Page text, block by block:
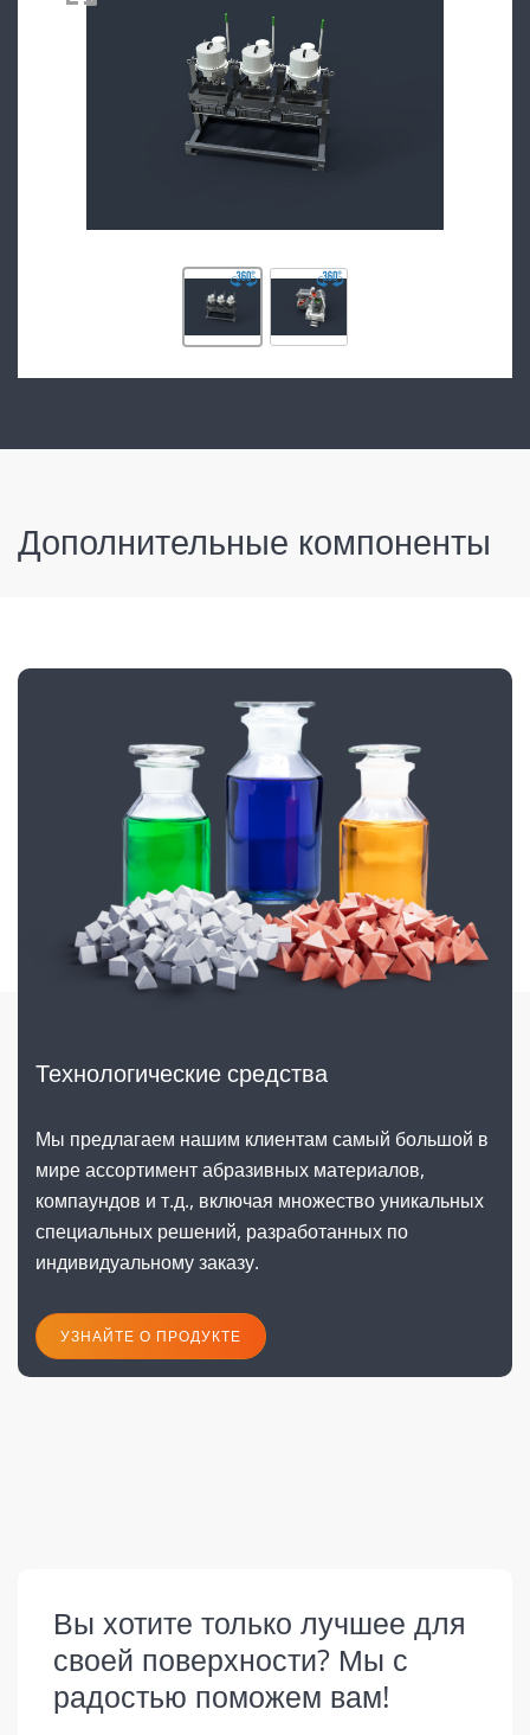
Drag to spin
360°
Дополнительные компоненты
Технологические средства
Мы предлагаем нашим клиентам самый большой в
мире ассортимент абразивных материалов,
компаундов и т.д., включая множество уникальных
специальных решений, разработанных по
индивидуальному заказу.
УЗНАЙТЕ О ПРОДУКТЕ
Вы хотите только лучшее для
своей поверхности? Мы с
радостью поможем вам!